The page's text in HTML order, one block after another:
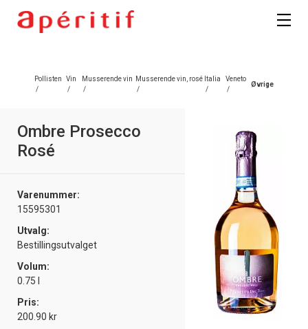
Pollisten
/
Vin
/
Musserende vin
/
Musserende vin, rosé
/
Italia
/
Veneto
/
Øvrige
Ombre Prosecco
Rosé
Varenummer:
15595301
Utvalg:
Bestillingsutvalget
Volum:
0.75 l
Pris:
200.90 kr